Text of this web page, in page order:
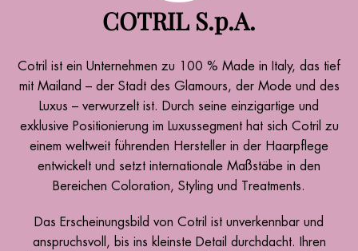
COTRIL S.p.A.
Cotril ist ein Unternehmen zu 100 % Made in Italy, das tief
mit Mailand – der Stadt des Glamours, der Mode und des
Luxus – verwurzelt ist. Durch seine einzigartige und
exklusive Positionierung im Luxussegment hat sich Cotril zu
einem weltweit führenden Hersteller in der Haarpflege
entwickelt und setzt internationale Maßstäbe in den
Bereichen Coloration, Styling und Treatments.
Das Erscheinungsbild von Cotril ist unverkennbar und
anspruchsvoll, bis ins kleinste Detail durchdacht. Ihren